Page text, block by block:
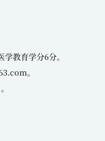
教育学分6分。
。